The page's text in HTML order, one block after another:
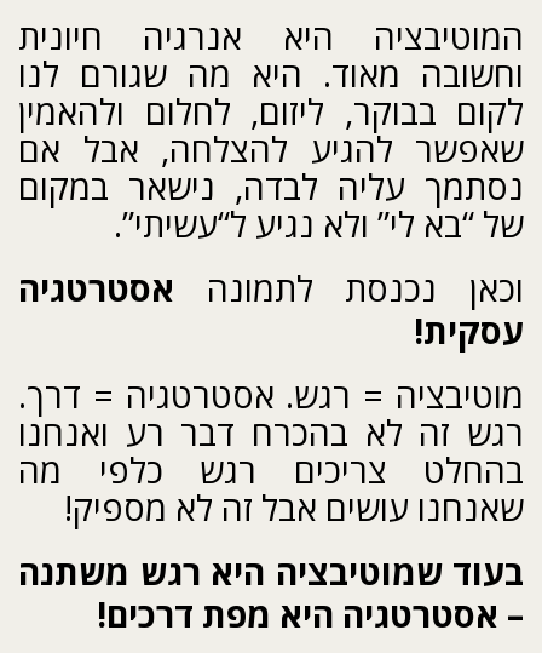
המוטיבציה היא אנרגיה חיונית
וחשובה מאוד. היא מה שגורם לנו
לקום בבוקר, ליזום, לחלום ולהאמין
שאפשר להגיע להצלחה, אבל אם
נסתמך עליה לבדה, נישאר במקום
של “בא לי” ולא נגיע ל“עשיתי”.
וכאן נכנסת לתמונה אסטרטגיה
עסקית!
מוטיבציה = רגש. אסטרטגיה = דרך.
רגש זה לא בהכרח דבר רע ואנחנו
בהחלט צריכים רגש כלפי מה
שאנחנו עושים אבל זה לא מספיק!
בעוד שמוטיבציה היא רגש משתנה
– אסטרטגיה היא מפת דרכים!